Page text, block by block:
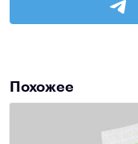
Похожее